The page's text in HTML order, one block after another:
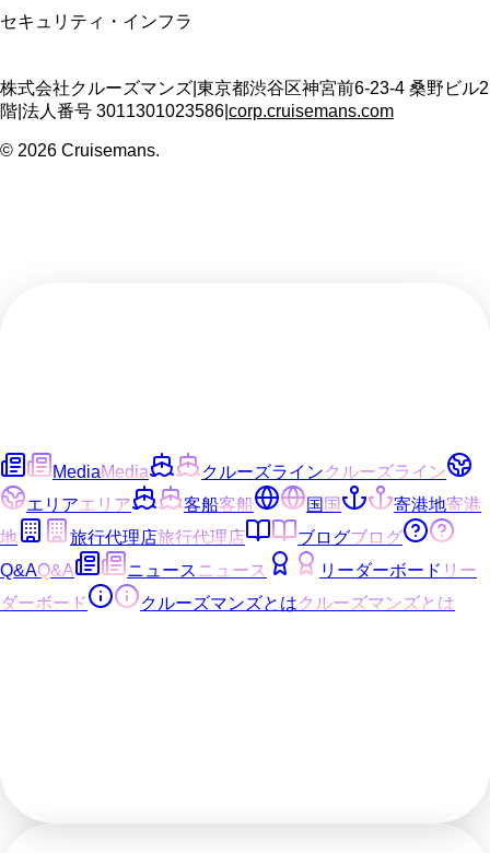
セキュリティ・インフラ
株式会社クルーズマンズ 東京都渋谷区神宮前6-23-4 桑野ビル2
階 法人番号 3011301023586 corp.cruisemans.com
© 2026 Cruisemans.
MediaMedia クルーズラインクルーズライン
エリアエリア 客船客船 国国 寄港地寄港
地
旅行代理店旅行代理店 ブログブログ
Q&AQ&A ニュース ニュース リーダーボード リー
ダーボード
クルーズマンズとはクルーズマンズとは